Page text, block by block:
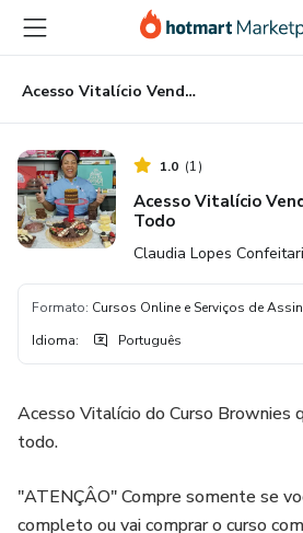
para
conteúdo
principal
para
pagamento
para
rodapé
Acesso Vitalício Venda Brownie o Ano Todo
1.0 (1)
Acesso Vitalício
Todo
Claudia Lopes
Formato: Cursos Online e Serviços de
Idioma: Português
Acesso Vitalício do Curso Brownies
todo.
"ATENÇÂO" Compre somente se
completo ou vai comprar o curso